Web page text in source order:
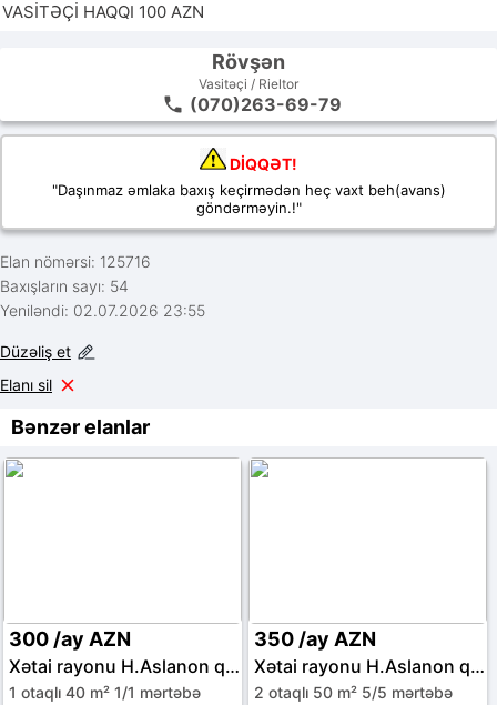
VASİTƏÇİ HAQQI 100 AZN
Rövşən
Vasitəçi / Rieltor
(070)263-69-79
DİQQƏT!
"Daşınmaz əmlaka baxış keçirmədən heç vaxt beh(avans)
göndərməyin.!"
Elan nömərsi: 125716
Baxışların sayı: 54
Yeniləndi: 02.07.2026 23:55
Düzəliş et
Elanı sil
Bənzər elanlar
300 /ay AZN
Xətai rayonu H.Aslanon qəs.
1 otaqlı 40 m² 1/1 mərtəbə
350 /ay AZN
Xətai rayonu H.Aslanon qəs.
2 otaqlı 50 m² 5/5 mərtəbə